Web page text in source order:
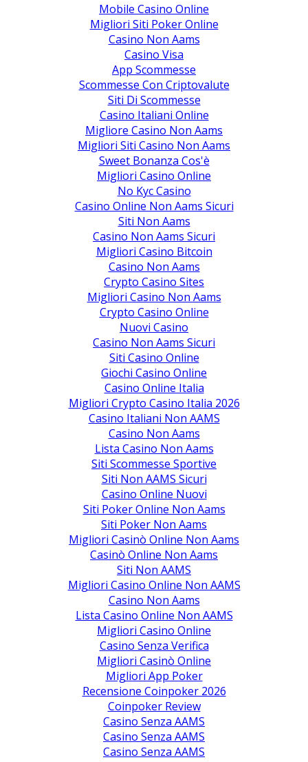
Mobile Casino Online
Migliori Siti Poker Online
Casino Non Aams
Casino Visa
App Scommesse
Scommesse Con Criptovalute
Siti Di Scommesse
Casino Italiani Online
Migliore Casino Non Aams
Migliori Siti Casino Non Aams
Sweet Bonanza Cos'è
Migliori Casino Online
No Kyc Casino
Casino Online Non Aams Sicuri
Siti Non Aams
Casino Non Aams Sicuri
Migliori Casino Bitcoin
Casino Non Aams
Crypto Casino Sites
Migliori Casino Non Aams
Crypto Casino Online
Nuovi Casino
Casino Non Aams Sicuri
Siti Casino Online
Giochi Casino Online
Casino Online Italia
Migliori Crypto Casino Italia 2026
Casino Italiani Non AAMS
Casino Non Aams
Lista Casino Non Aams
Siti Scommesse Sportive
Siti Non AAMS Sicuri
Casino Online Nuovi
Siti Poker Online Non Aams
Siti Poker Non Aams
Migliori Casinò Online Non Aams
Casinò Online Non Aams
Siti Non AAMS
Migliori Casino Online Non AAMS
Casino Non Aams
Lista Casino Online Non AAMS
Migliori Casino Online
Casino Senza Verifica
Migliori Casinò Online
Migliori App Poker
Recensione Coinpoker 2026
Coinpoker Review
Casino Senza AAMS
Casino Senza AAMS
Casino Senza AAMS